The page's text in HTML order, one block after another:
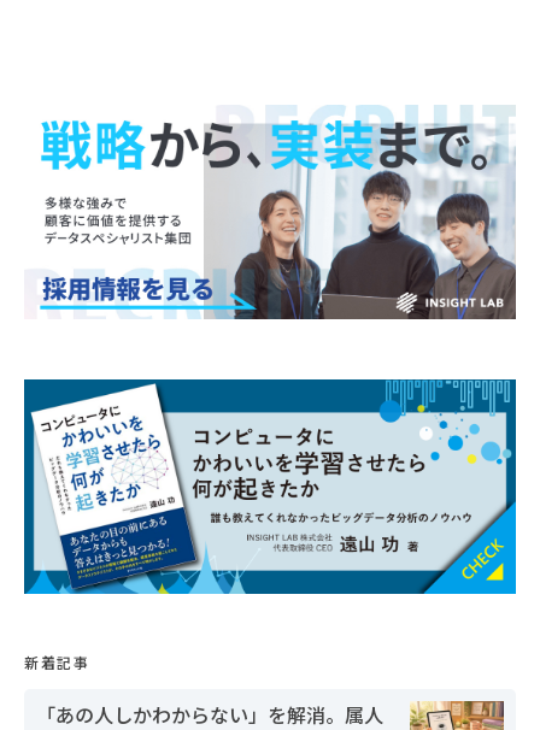
新着記事
「あの人しかわからない」を解消。属人